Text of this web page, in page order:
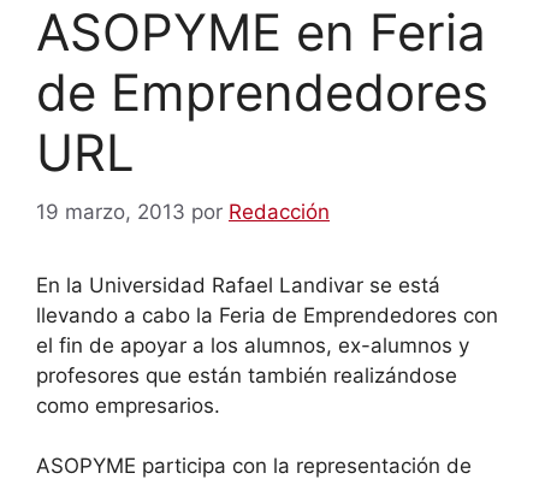
ASOPYME en Feria
de Emprendedores
URL
19 marzo, 2013 por Redacción
En la Universidad Rafael Landivar se está
llevando a cabo la Feria de Emprendedores con
el fin de apoyar a los alumnos, ex-alumnos y
profesores que están también realizándose
como empresarios.
ASOPYME participa con la representación de